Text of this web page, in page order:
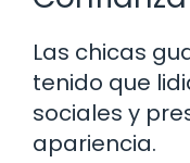
Las chicas
tenido que
sociales y
apariencia.